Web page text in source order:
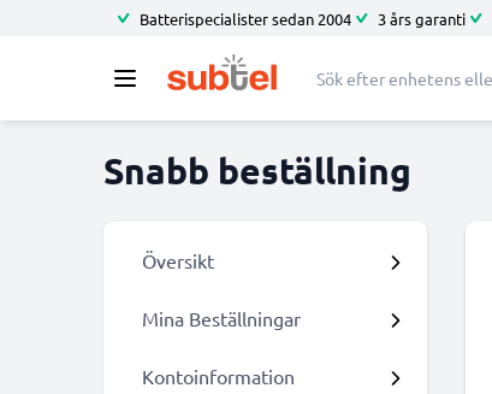
Batterispecialister sedan 2004 3 års garanti
Snabb beställning
Översikt
Mina Beställningar
Kontoinformation